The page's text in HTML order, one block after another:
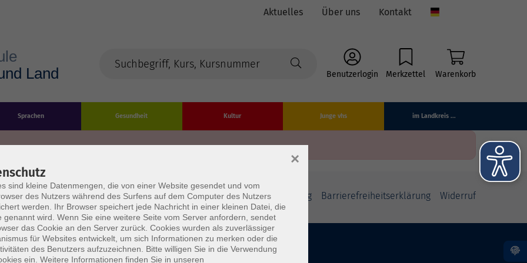
Aktuelles Über uns Kontakt
Benutzerlogin Merkzettel Warenkorb
Sprachen Gesundheit Kultur Junge vhs im Landkreis ...
Impressum Datenschutzerklärung AGB/Widerrufsbelehrung Barrierefreiheitserklärung Widerruf
sind kleine Datenmengen, die von einer Website gesendet und vom
des Nutzers während des Surfens auf dem Computer des Nutzers
werden. Ihr Browser speichert jede Nachricht in einer kleinen Datei, die
genannt wird. Wenn Sie eine weitere Seite vom Server anfordern, sendet
das Cookie an den Server zurück. Cookies wurden als zuverlässiger
für Websites entwickelt, um sich Informationen zu merken oder die
des Benutzers aufzuzeichnen. Bitte willigen Sie in die Verwendung
ein. Weitere Informationen finden Sie in unseren
×